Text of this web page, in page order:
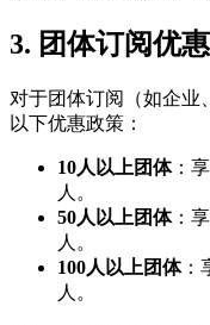
3. 团体订阅优
对于团体订阅（如企业
以下优惠政策：
10人以上团体：
人。
50人以上团体：
人。
100人以上团体：
人。